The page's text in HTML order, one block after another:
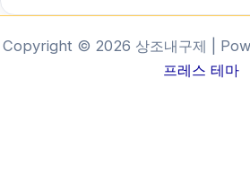
Copyright © 2026 상조내구제 |
프레스 테마